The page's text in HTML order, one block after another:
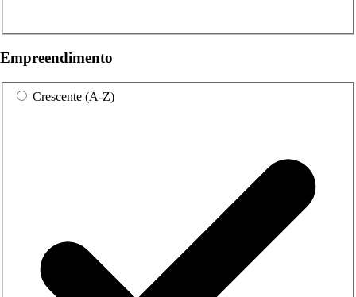
Empreendimento
Crescente (A-Z)